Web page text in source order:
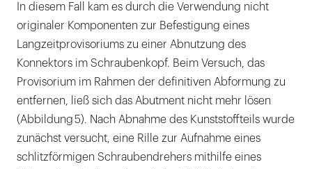
In diesem Fall kam es durch die Verwendung nicht
originaler Komponenten zur Befestigung eines
Langzeitprovisoriums zu einer Abnutzung des
Konnektors im Schraubenkopf. Beim Versuch, das
Provisorium im Rahmen der definitiven Abformung zu
entfernen, ließ sich das Abutment nicht mehr lösen
(Abbildung 5). Nach Abnahme des Kunststoffteils wurde
zunächst versucht, eine Rille zur Aufnahme eines
schlitzförmigen Schraubendrehers mithilfe eines